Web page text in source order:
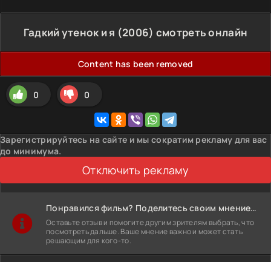
Гадкий утенок и я (2006) смотреть онлайн
Content has been removed
0 0
Зарегистрируйтесь на сайте и мы сократим рекламу для вас
до минимума.
Отключить рекламу
Понравился фильм? Поделитесь своим мнением!
Оставьте отзыв и помогите другим зрителям выбрать, что
посмотреть дальше. Ваше мнение важно и может стать
решающим для кого-то.